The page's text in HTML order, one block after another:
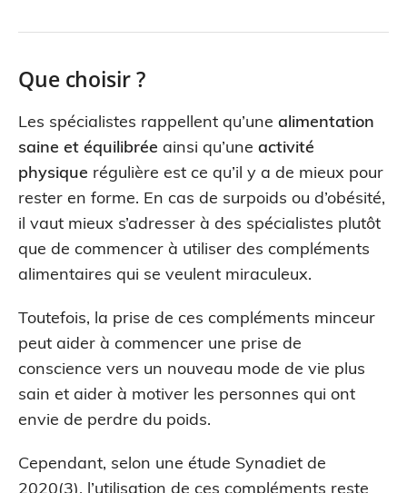
Que choisir ?
Les spécialistes rappellent qu’une alimentation
saine et équilibrée ainsi qu’une activité
physique régulière est ce qu’il y a de mieux pour
rester en forme. En cas de surpoids ou d’obésité,
il vaut mieux s’adresser à des spécialistes plutôt
que de commencer à utiliser des compléments
alimentaires qui se veulent miraculeux.
Toutefois, la prise de ces compléments minceur
peut aider à commencer une prise de
conscience vers un nouveau mode de vie plus
sain et aider à motiver les personnes qui ont
envie de perdre du poids.
Cependant, selon une étude Synadiet de
2020(3), l’utilisation de ces compléments reste